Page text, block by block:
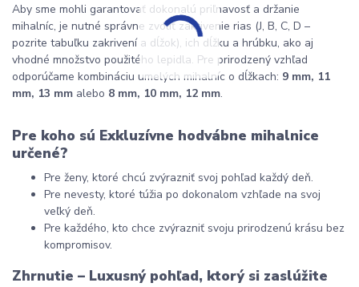
Aby sme mohli garantovať dokonalú priľnavosť a držanie
mihalníc, je nutné správne zvoliť zakrivenie rias (J, B, C, D –
pozrite tabuľku zakrivení a dĺžok), ich dĺžku a hrúbku, ako aj
vhodné množstvo použitého lepidla. Pre prirodzený vzhľad
odporúčame kombináciu umelých mihalníc o dĺžkach: 9 mm, 11
mm, 13 mm alebo 8 mm, 10 mm, 12 mm.
Pre koho sú Exkluzívne hodvábne mihalnice
určené?
Pre ženy, ktoré chcú zvýrazniť svoj pohľad každý deň.
Pre nevesty, ktoré túžia po dokonalom vzhľade na svoj
veľký deň.
Pre každého, kto chce zvýrazniť svoju prirodzenú krásu bez
kompromisov.
Zhrnutie – Luxusný pohľad, ktorý si zaslúžite